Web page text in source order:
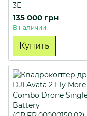
3E
135 000 грн
В наличии
Купить